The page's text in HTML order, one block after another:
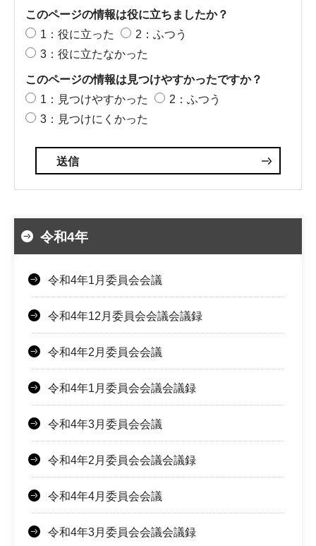
このページの情報は役に立ちましたか？
1：役に立った
2：ふつう
3：役に立たなかった
このページの情報は見つけやすかったですか？
1：見つけやすかった
2：ふつう
3：見つけにくかった
令和4年
令和4年1月委員会会議
令和4年12月委員会会議会議録
令和4年2月委員会会議
令和4年1月委員会会議会議録
令和4年3月委員会会議
令和4年2月委員会会議会議録
令和4年4月委員会会議
令和4年3月委員会会議会議録